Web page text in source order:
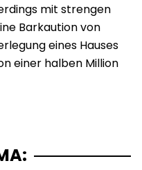
mit strengen
Barkaution von
eines Hauses
einer halben Million